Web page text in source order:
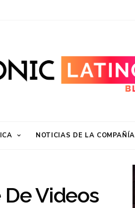
NOTICIAS DE LA COMPAÑÍA
Videos